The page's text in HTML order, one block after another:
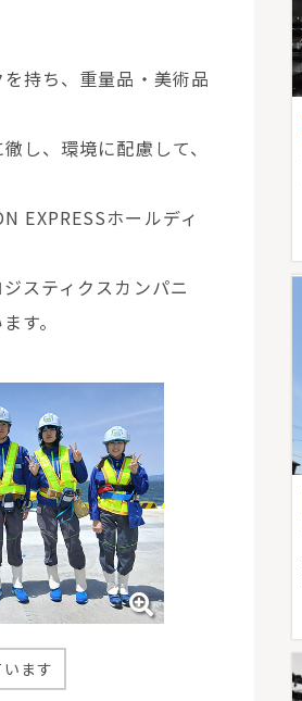
持ち、重量品・美術品
し、環境に配慮して、
EXPRESSホールディ
スティクスカンパニ
す。
ます